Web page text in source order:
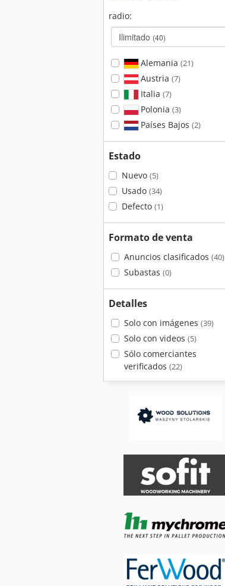
radio:
Ilimitado (40)
Alemania (21)
Austria (7)
Italia (7)
Polonia (3)
Países Bajos (2)
Estado
Nuevo (5)
Usado (34)
Defecto (1)
Formato de venta
Anuncios clasificados (40)
Subastas (0)
Detalles
Solo con imágenes (39)
Solo con videos (5)
Sólo comerciantes
verificados (22)